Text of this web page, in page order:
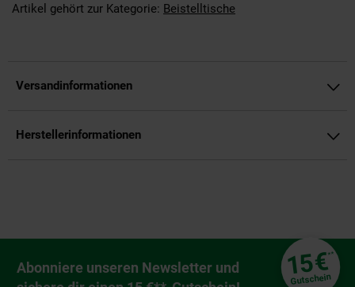
Artikel gehört zur Kategorie: Beistelltische
Versandinformationen
Herstellerinformationen
Newsletter Anmeldung
Abonniere unseren Newsletter und
15€**
Gutschein